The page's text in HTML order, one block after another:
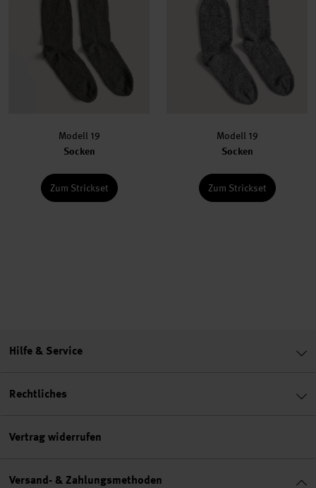
Modell 19
Socken
Zum Strickset
Modell 19
Socken
Zum Strickset
Hilfe & Service
Rechtliches
Vertrag widerrufen
Versand- & Zahlungsmethoden